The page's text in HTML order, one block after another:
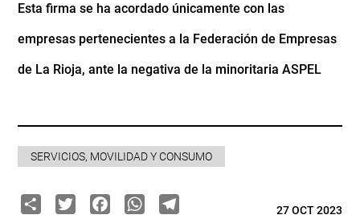
Esta firma se ha acordado únicamente con las
empresas pertenecientes a la Federación de Empresas
de La Rioja, ante la negativa de la minoritaria ASPEL
SERVICIOS, MOVILIDAD Y CONSUMO
ShareTwitterFacebook
WhatsApp
Telegram27 OCT 2023